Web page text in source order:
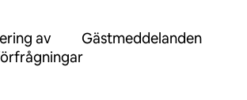
av
Gästmeddelanden